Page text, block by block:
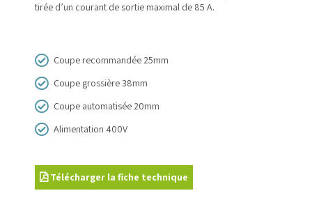
tirée d’un courant de sortie maximal de 85 A.
Coupe recommandée 25mm
Coupe grossière 38mm
Coupe automatisée 20mm
Alimentation 400V
Télécharger la fiche technique